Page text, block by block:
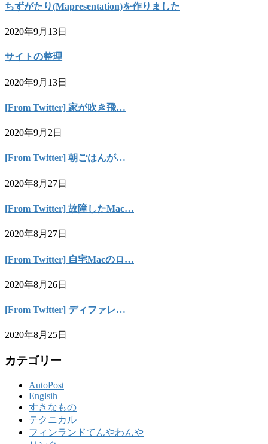
ちずがたり(Mapresentation)を作りました
2020年9月13日
サイトの整理
2020年9月13日
[From Twitter] 家が吹き飛…
2020年9月2日
[From Twitter] 朝ごはんが…
2020年8月27日
[From Twitter] 故障したMac…
2020年8月27日
[From Twitter] 自宅Macのロ…
2020年8月26日
[From Twitter] ディファレ…
2020年8月25日
カテゴリー
AutoPost
Englsih
すきなもの
テクニカル
フィンランドてんやわんや